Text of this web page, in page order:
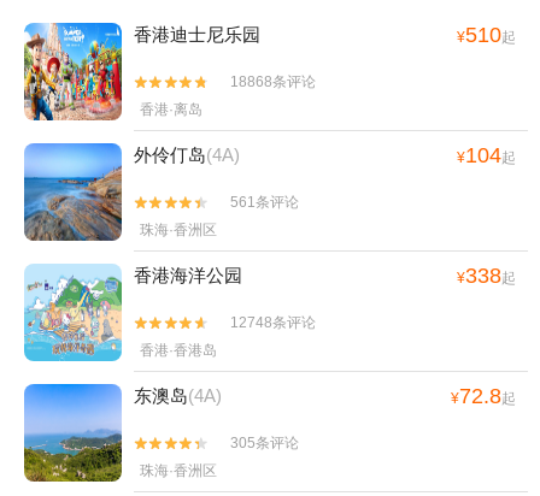
香港迪士尼乐园 ¥510起


18868条评论
香港·离岛
外伶仃岛(4A) ¥104起


561条评论
珠海·香洲区
香港海洋公园 ¥338起


12748条评论
香港·香港岛
东澳岛(4A) ¥72.8起


305条评论
珠海·香洲区